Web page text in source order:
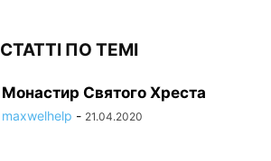
СТАТТІ ПО ТЕМІ
Монастир Святого Хреста
maxwelhelp - 21.04.2020